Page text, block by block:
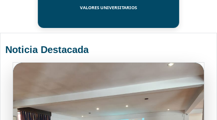
VALORES UNIVERSITARIOS
Noticia Destacada